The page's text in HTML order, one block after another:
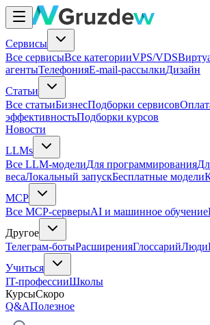
Сервисы
Все сервисыВсе категорииVPS/VDS
агентыТелефонияE-mail-рассылкиДизайн
Статьи
Все статьиБизнесПодборки сервисов
эффективностьПодборки курсов
Новости
LLMs
Все LLM-моделиДля программирования
весаЛокальный запускБесплатные модели
MCP
Все MCP-серверыAI и машинное обучение
Другое
Телеграм-ботыРасширенияГлоссарийЛюди
Учиться
IT-профессииШколы
КурсыСкоро
Q&AПолезное